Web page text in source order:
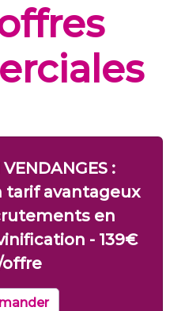
:
tarif avantageux
en
- 139€
offre